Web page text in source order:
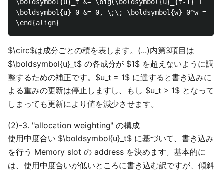
\boldsymbol{u}_t &= \big(\boldsymbol{u}_{t-1} +
\boldsymbol{u}_0 &= 0, \;\; \boldsymbol{w}_0^w = 0
$\circ$は成分ごとの積を表します。(...)内第3項目は
$\boldsymbol{u}_t$ の各成分が $1$ を超えないように調
整するための補正です。$u_t = 1$ に達すると書き込みに
よる重みの更新は停止しますし、もし $u_t > 1$ となって
しまっても更新により値を減少させます。
(2)-3. "allocation weighting" の構成
使用中度合い $\boldsymbol{u}_t$ に基づいて、書き込み
を行う Memory slot の address を決めます。基本的に
は、使用中度合いが低いところに書き込む訳ですが、傾斜